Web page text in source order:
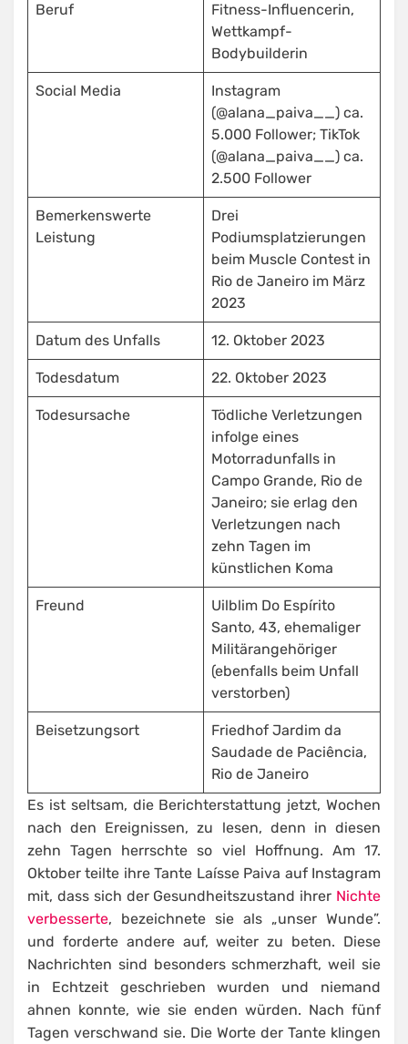
Beruf
Fitness-Influencerin,
Wettkampf-
Bodybuilderin
Social Media
Instagram
(@alana_paiva__) ca.
5.000 Follower; TikTok
(@alana_paiva__) ca.
2.500 Follower
Bemerkenswerte
Leistung
Drei
Podiumsplatzierungen
beim Muscle Contest in
Rio de Janeiro im März
2023
Datum des Unfalls 12. Oktober 2023
Todesdatum 22. Oktober 2023
Todesursache
Tödliche Verletzungen
infolge eines
Motorradunfalls in
Campo Grande, Rio de
Janeiro; sie erlag den
Verletzungen nach
zehn Tagen im
künstlichen Koma
Freund
Uilblim Do Espírito
Santo, 43, ehemaliger
Militärangehöriger
(ebenfalls beim Unfall
verstorben)
Beisetzungsort
Friedhof Jardim da
Saudade de Paciência,
Rio de Janeiro
Es ist seltsam, die Berichterstattung jetzt, Wochen
nach den Ereignissen, zu lesen, denn in diesen
zehn Tagen herrschte so viel Hoffnung. Am 17.
Oktober teilte ihre Tante Laísse Paiva auf Instagram
mit, dass sich der Gesundheitszustand ihrer Nichte
verbesserte, bezeichnete sie als „unser Wunde”.
und forderte andere auf, weiter zu beten. Diese
Nachrichten sind besonders schmerzhaft, weil sie
in Echtzeit geschrieben wurden und niemand
ahnen konnte, wie sie enden würden. Nach fünf
Tagen verschwand sie. Die Worte der Tante klingen